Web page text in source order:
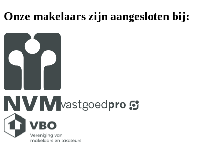
Onze makelaars zijn aangesloten bij: